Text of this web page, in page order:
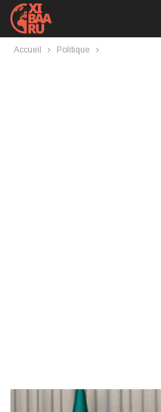
Accueil Politique